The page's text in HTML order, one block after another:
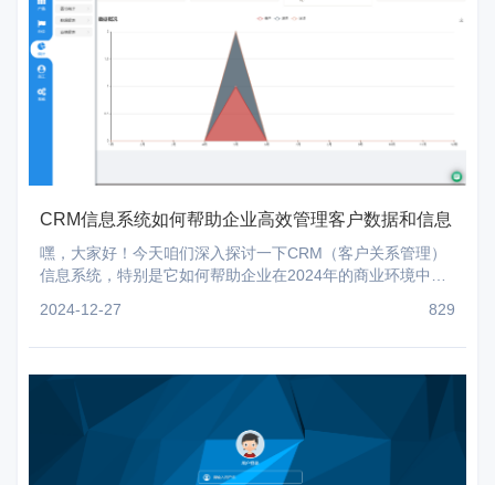
CRM信息系统如何帮助企业高效管理客户数据和信息
嘿，大家好！今天咱们深入探讨一下CRM（客户关系管理）
信息系统，特别是它如何帮助企业在2024年的商业环境中更
企
2024-12-27 829